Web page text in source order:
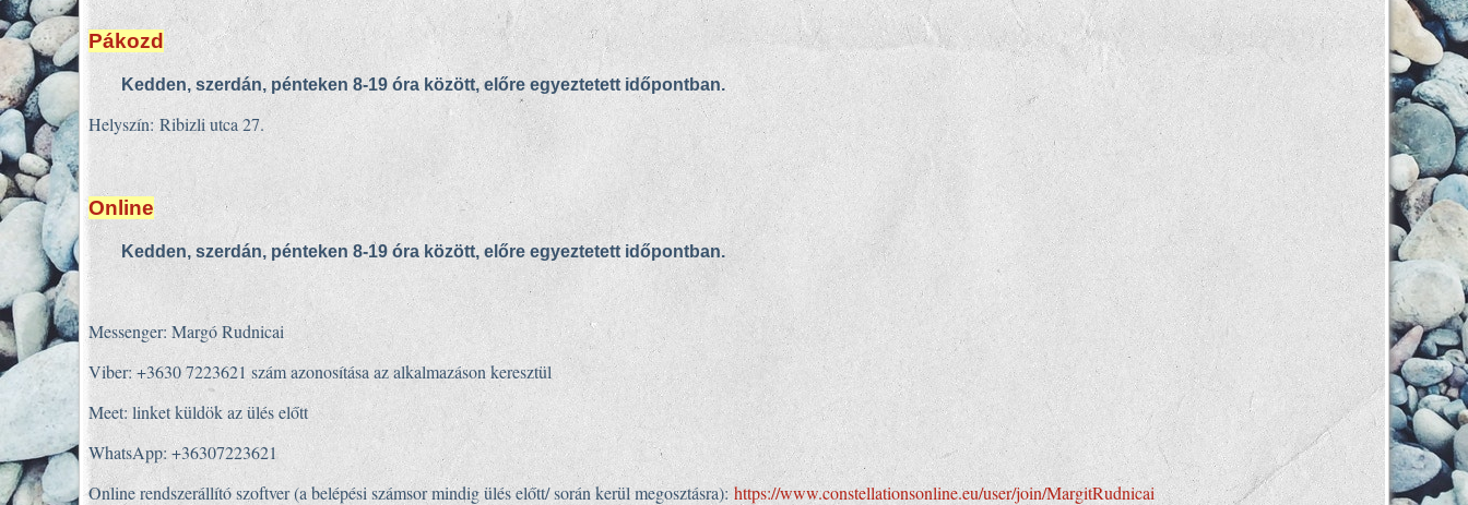
Pákozd
Kedden, szerdán, pénteken 8-19 óra között, előre egyeztetett időpontban.
Helyszín: Ribizli utca 27.
Online
Kedden, szerdán, pénteken 8-19 óra között, előre egyeztetett időpontban.
Messenger: Margó Rudnicai
Viber: +3630 7223621 szám azonosítása az alkalmazáson keresztül
Meet: linket küldök az ülés előtt
WhatsApp: +36307223621
Online rendszerállító szoftver (a belépési számsor mindig ülés előtt/ során kerül megosztásra): https://www.constellationsonline.eu/user/join/MargitRudnicai